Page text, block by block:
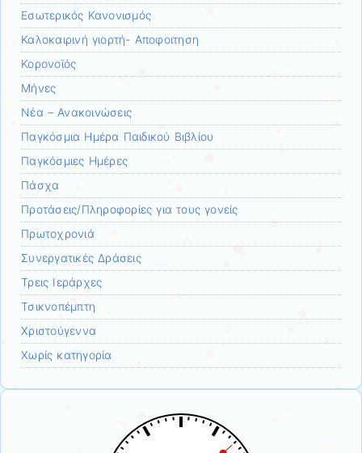
Εσωτερικός Κανονισμός
Καλοκαιρινή γιορτή- Αποφοιτηση
Κορονοϊός
Μήνες
Νέα – Ανακοινώσεις
Παγκόσμια Ημέρα Παιδικού Βιβλίου
Παγκόσμιες Ημέρες
Πάσχα
Προτάσεις/Πληροφορίες για τους γονείς
Πρωτοχρονιά
Συνεργατικές Δράσεις
Τρεις Ιεράρχες
Τσικνοπέμπτη
Χριστούγεννα
Χωρίς κατηγορία